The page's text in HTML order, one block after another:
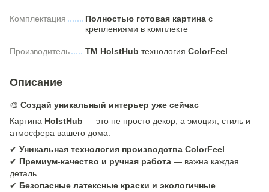
Комплектация Полностью готовая картина с
креплениями в комплекте
Производитель ТМ HolstHub технология ColorFeel
Описание
🎨 Создай уникальный интерьер уже сейчас
Картина HolstHub — это не просто декор, а эмоция, стиль и
атмосфера вашего дома.
✔ Уникальная технология производства ColorFeel
✔ Премиум-качество и ручная работа — важна каждая
деталь
✔ Безопасные латексные краски и экологичные